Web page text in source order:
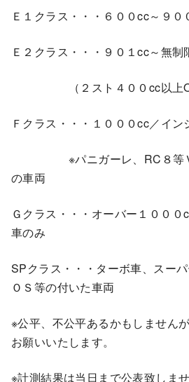
Ｅ１クラス・・・６００cc～９
Ｅ２クラス・・・９０１cc～無制
（２スト４００cc以上
Ｆクラス・・・１０００cc／イ
※パニガーレ、RC８等Ｖ
の車両
Ｇクラス・・・オーバー１００
車のみ
SPクラス・・・ターボ車、スー
ＯＳ等の付いた車両
※公平、不公平あるかもしません
お願いいたします。
※計測結果は当日まで公表致しま